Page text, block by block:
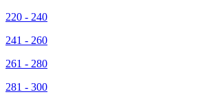
220 - 240
241 - 260
261 - 280
281 - 300